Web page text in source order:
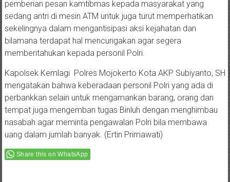
pemberian pesan kamtibmas kepada masyarakat yang
sedang antri di mesin ATM untuk juga turut memperhatikan
sekelingnya dalam mengantisipasi aksi kejahatan dan
bilamana terdapat hal mencurigakan agar segera
memberitahukan kepada personil Polri.
Kapolsek Kemlagi Polres Mojokerto Kota AKP Subiyanto, SH
mengatakan bahwa keberadaan personil Polri yang ada di
perbankkan selain untuk mengamankan barang, orang dan
tempat juga mengemban tugas Binluh dengan menghimbau
nasabah agar meminta pengawalan Polri bila membawa
uang dalam jumlah banyak. (Ertin Primawati)
Share this on WhatsApp